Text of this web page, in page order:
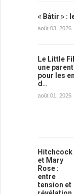
« Bâtir » :
août 03, 2026
Le Little
une
pour les
d…
août 01, 2026
Hitchcock
et Mary
Rose :
entre
tension et